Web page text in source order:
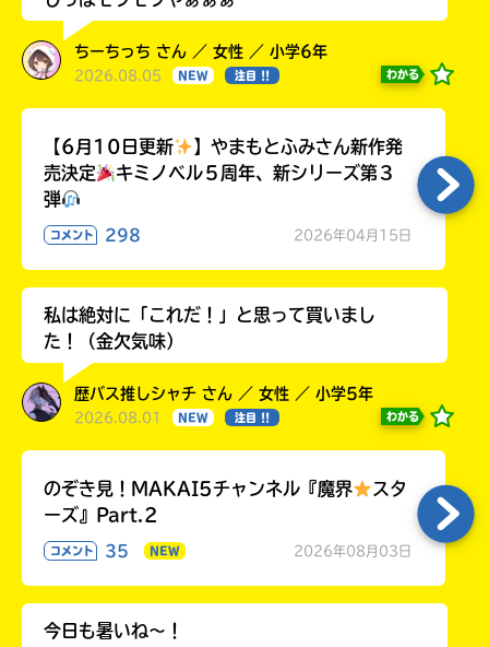
ちーちっち さん ／ 女性 ／ 小学6年
2026.08.05 NEW 注目 !! わかる
【6月10日更新
】やまもとふみさん新作発
売決定
キミノベル５周年、新シリーズ第３
弾
コメント 298 2026年04月15日
私は絶対に「これだ！」と思って買いまし
た！（金欠気味）
歴バス推しシャチ さん ／ 女性 ／ 小学5年
2026.08.01 NEW 注目 !! わかる
のぞき見！MAKAI5チャンネル『魔界
スタ
ーズ』Part.2
コメント 35 NEW 2026年08月03日
今日も暑いね〜！